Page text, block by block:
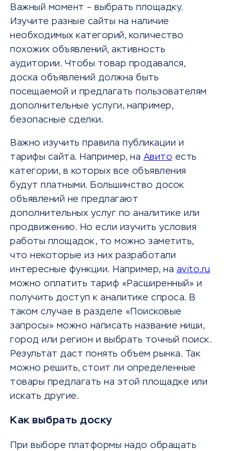
Важный момент – выбрать площадку.
Изучите разные сайты на наличие
необходимых категорий, количество
похожих объявлений, активность
аудитории. Чтобы товар продавался,
доска объявлений должна быть
посещаемой и предлагать пользователям
дополнительные услуги, например,
безопасные сделки.
Важно изучить правила публикации и
тарифы сайта. Например, на Авито есть
категории, в которых все объявления
будут платными. Большинство досок
объявлений не предлагают
дополнительных услуг по аналитике или
продвижению. Но если изучить условия
работы площадок, то можно заметить,
что некоторые из них разработали
интересные функции. Например, на avito.ru
можно оплатить тариф «Расширенный» и
получить доступ к аналитике спроса. В
таком случае в разделе «Поисковые
запросы» можно написать название ниши,
город или регион и выбрать точный поиск.
Результат даст понять объем рынка. Так
можно решить, стоит ли определенные
товары предлагать на этой площадке или
искать другие.
Как выбрать доску
При выборе платформы надо обращать